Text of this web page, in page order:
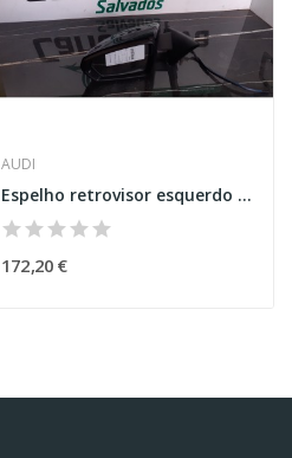
AUDI
Espelho retrovisor esquerdo - Audi A1
172,20 €